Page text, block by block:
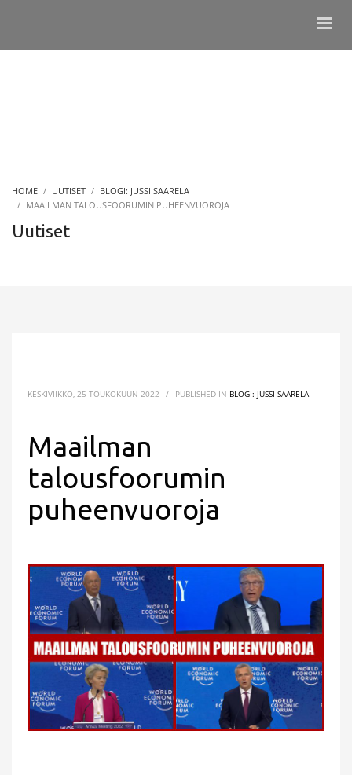
HOME UUTISET
BLOGI: JUSSI SAARELA
MAAILMAN TALOUSFOORUMIN PUHEENVUOROJA
Uutiset
KESKIVIIKKO, 25 TOUKOKUUN 2022 / PUBLISHED IN BLOGI: JUSSI SAARELA
Maailman
talousfoorumin
puheenvuoroja